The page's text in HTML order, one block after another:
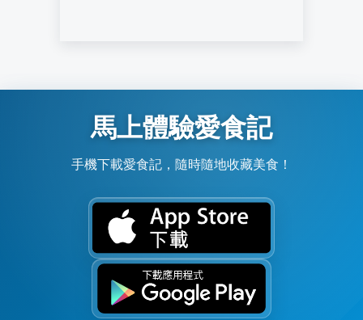
馬上體驗愛食記
手機下載愛食記，隨時隨地收藏美食！